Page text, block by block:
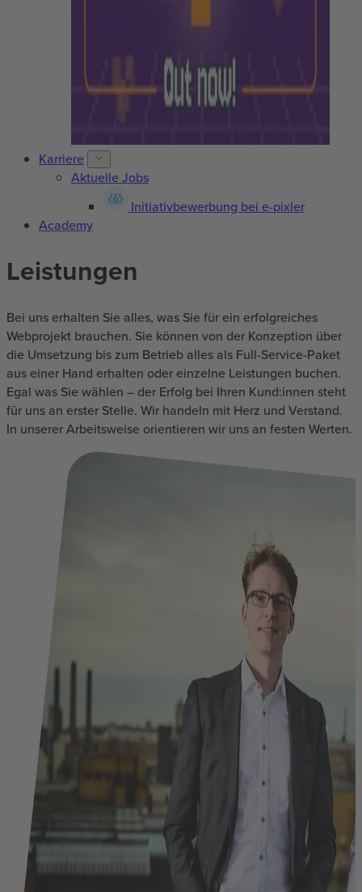
Karriere
Aktuelle Jobs
Initiativbewerbung bei e-pixler
Academy
Leistungen
Bei uns erhalten Sie alles, was Sie für ein erfolgreiches
Webprojekt brauchen. Sie können von der Konzeption über
die Umsetzung bis zum Betrieb alles als Full-Service-Paket
aus einer Hand erhalten oder einzelne Leistungen buchen.
Egal was Sie wählen – der Erfolg bei Ihren Kund:innen steht
für uns an erster Stelle. Wir handeln mit Herz und Verstand.
In unserer Arbeitsweise orientieren wir uns an festen Werten.